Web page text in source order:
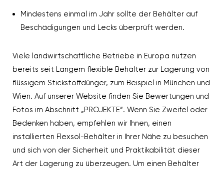
Mindestens einmal im Jahr sollte der Behälter auf
Beschädigungen und Lecks überprüft werden.
Viele landwirtschaftliche Betriebe in Europa nutzen
bereits seit Langem flexible Behälter zur Lagerung von
flüssigem Stickstoffdünger, zum Beispiel in München und
Wien. Auf unserer Website finden Sie Bewertungen und
Fotos im Abschnitt „PROJEKTE“. Wenn Sie Zweifel oder
Bedenken haben, empfehlen wir Ihnen, einen
installierten Flexsol-Behälter in Ihrer Nähe zu besuchen
und sich von der Sicherheit und Praktikabilität dieser
Art der Lagerung zu überzeugen. Um einen Behälter